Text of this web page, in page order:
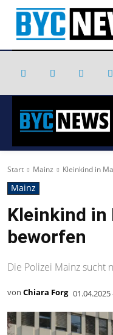
Start Mainz Kleinkind in
Mainz
Kleinkind in
beworfen
Die Polizei Mainz sucht
von Chiara Forg 01.04.2025